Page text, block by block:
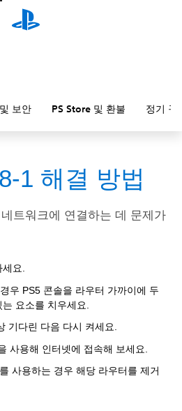
보안 PS Store 및 환불 정기 구
1 해결 방법
트워크에 연결하는 데 문제가
요.
우 PS5 콘솔을 라우터 가까이에 두
요소를 치우세요.
기다린 다음 다시 켜세요.
사용해 인터넷에 접속해 보세요.
사용하는 경우 해당 라우터를 제거